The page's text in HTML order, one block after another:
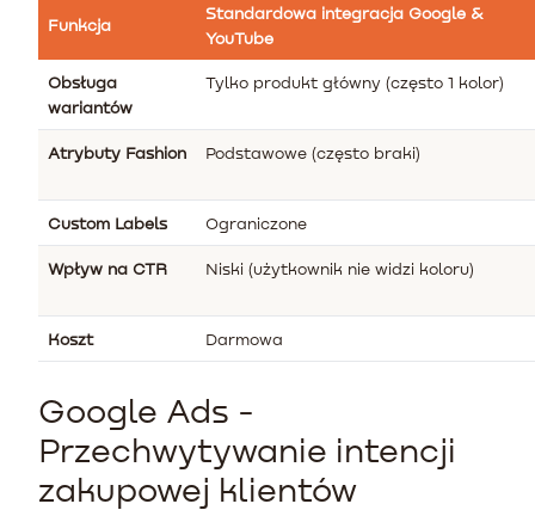
Funkcja
Standardowa integracja Google &
YouTube
Obsługa
wariantów
Tylko produkt główny (często 1 kolor)
Atrybuty Fashion Podstawowe (często braki)
Custom Labels Ograniczone
Wpływ na CTR Niski (użytkownik nie widzi koloru)
Koszt Darmowa
Google Ads -
Przechwytywanie intencji
zakupowej klientów